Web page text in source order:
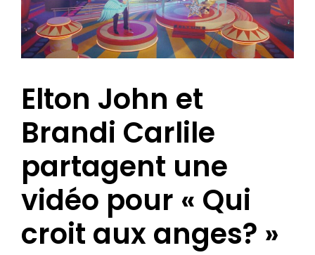
Elton John et
Brandi Carlile
partagent une
vidéo pour « Qui
croit aux anges? »